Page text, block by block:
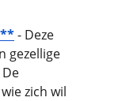
- Deze
gezellige
zich wil